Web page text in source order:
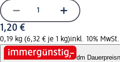
1,20 €
0,19 kg (6,32 € je 1 kg)inkl. 10%
dm Dauerpreis